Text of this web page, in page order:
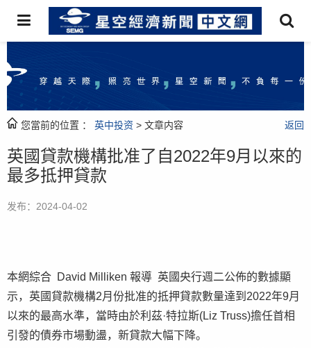
您當前的位置 ： 英中投资 > 文章内容 返回
英國貸款機構批准了自2022年9月以來的
最多抵押貸款
发布：2024-04-02
本網綜合 David Milliken 報導 英國央行週二公佈的數據顯
示，英國貸款機構2月份批准的抵押貸款數量達到2022年9月
以來的最高水準，當時由於利茲·特拉斯(Liz Truss)擔任首相
引發的債券市場動盪，新貸款大幅下降。